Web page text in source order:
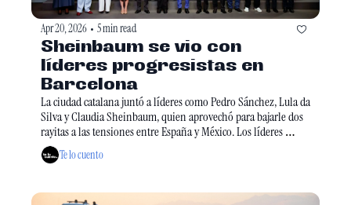
Apr 20, 2026 • 5 min read
Sheinbaum se vio con
líderes progresistas en
Barcelona
La ciudad catalana juntó a líderes como Pedro Sánchez, Lula da
Silva y Claudia Sheinbaum, quien aprovechó para bajarle dos
rayitas a las tensiones entre España y México. Los líderes
también alzaron la voz por Cuba y le tiraron una que otra
Te lo cuento